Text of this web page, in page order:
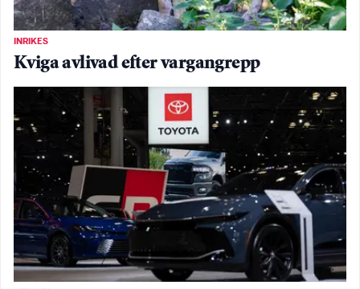
INRIKES
Kviga avlivad efter vargangrepp